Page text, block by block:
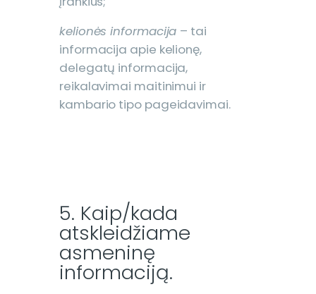
kelionės informacija – tai
informacija apie kelionę,
delegatų informacija,
reikalavimai maitinimui ir
kambario tipo pageidavimai.
5. Kaip/kada
atskleidžiame
asmeninę
informaciją.